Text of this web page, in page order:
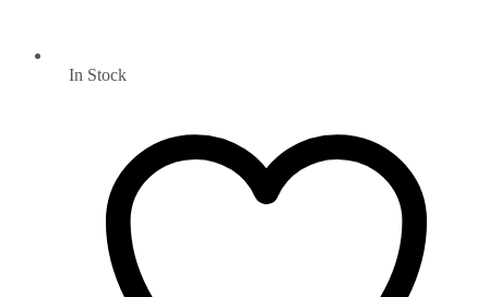
In Stock